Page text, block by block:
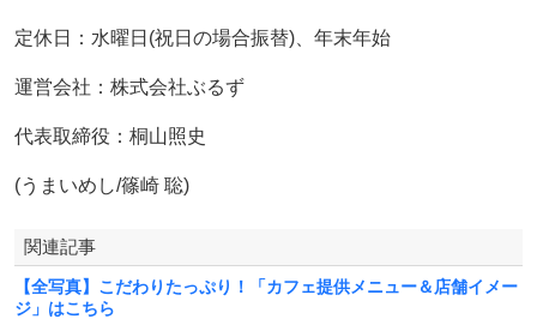
定休日：水曜日(祝日の場合振替)、年末年始
運営会社：株式会社ぶるず
代表取締役：桐山照史
(うまいめし/篠崎 聡)
関連記事
【全写真】こだわりたっぷり！「カフェ提供メニュー＆店舗イメー
ジ」はこちら